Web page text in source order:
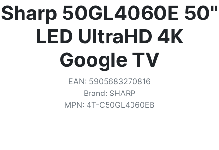
Pays de livraison
Accueil
Baisses de prix
Sharp 50GL4060E 50"
LED UltraHD 4K
Google TV
EAN: 5905683270816
Brand: SHARP
MPN: 4T-C50GL4060EB